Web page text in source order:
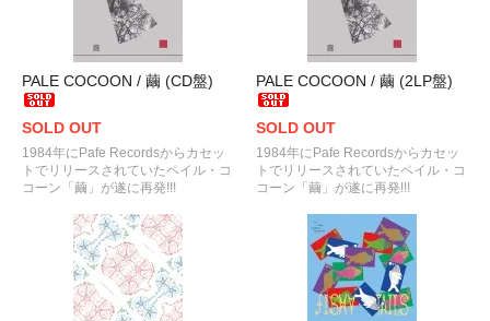
PALE COCOON / 繭 (CD盤)
SOLD OUT
1984年にPafe Recordsからカセッ
トでリリースされていたペイル・コ
コーン「繭」が遂に再発!!!
PALE COCOON / 繭 (2LP盤)
SOLD OUT
1984年にPafe Recordsからカセッ
トでリリースされていたペイル・コ
コーン「繭」が遂に再発!!!